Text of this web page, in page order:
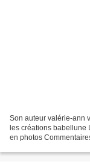
Son auteur valérie-ann
les créations babellune
en photos